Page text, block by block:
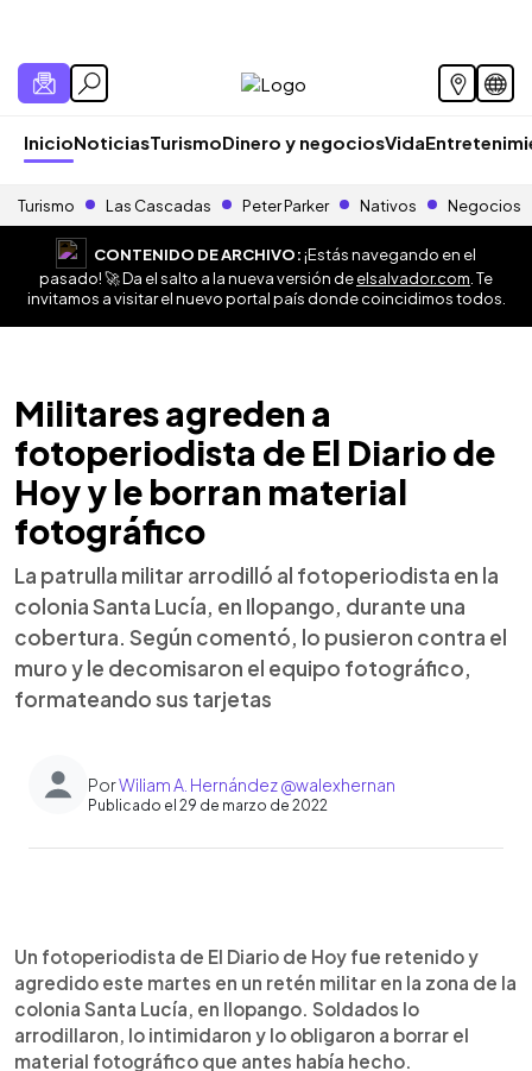
InicioNoticiasTurismoDinero y negociosVida
Turismo Las Cascadas Peter Parker Nativos Negocios
CONTENIDO DE ARCHIVO:¡Estás navegando en el
pasado! 🚀 Da el salto a la nueva versión deelsalvador.com . Te
invitamos a visitar el nuevo portal país donde coincidimos todos.
Militares agreden a
fotoperiodista de El Diario de
Hoy y le borran material
fotográfico
La patrulla militar arrodilló al fotoperiodista en la
colonia Santa Lucía, en Ilopango, durante una
cobertura. Según comentó, lo pusieron contra el
muro y le decomisaron el equipo fotográfico,
formateando sus tarjetas
PorWiliam A. Hernández @walexhernan
Publicado el 29 de marzo de 2022
Escuchar artículo
Un fotoperiodista de El Diario de Hoy fue retenido y
agredido este martes en un retén militar en la zona de la
colonia Santa Lucía, en Ilopango. Soldados lo
arrodillaron, lo intimidaron y lo obligaron a borrar el
material fotográfico que antes había hecho.